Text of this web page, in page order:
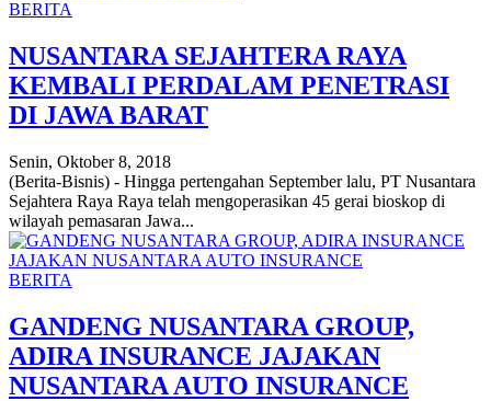
BERITA
NUSANTARA SEJAHTERA RAYA
KEMBALI PERDALAM PENETRASI
DI JAWA BARAT
Senin, Oktober 8, 2018
(Berita-Bisnis) - Hingga pertengahan September lalu, PT Nusantara
Sejahtera Raya Raya telah mengoperasikan 45 gerai bioskop di
wilayah pemasaran Jawa...
BERITA
GANDENG NUSANTARA GROUP,
ADIRA INSURANCE JAJAKAN
NUSANTARA AUTO INSURANCE